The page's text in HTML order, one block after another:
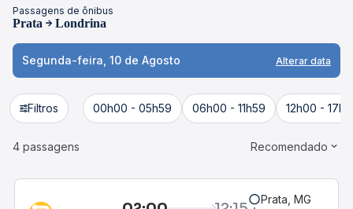
Passagens de ônibus
Prata Londrina
Segunda-feira, 10 de Agosto Alterar data
Filtros 00h00 - 05h59 06h00 - 11h59 12h00 -
4 passagens Recomendado
Prata, MG